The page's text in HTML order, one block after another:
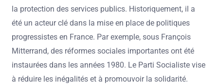
la protection des services publics. Historiquement, il a
été un acteur clé dans la mise en place de politiques
progressistes en France. Par exemple, sous François
Mitterrand, des réformes sociales importantes ont été
instaurées dans les années 1980. Le Parti Socialiste vise
à réduire les inégalités et à promouvoir la solidarité.